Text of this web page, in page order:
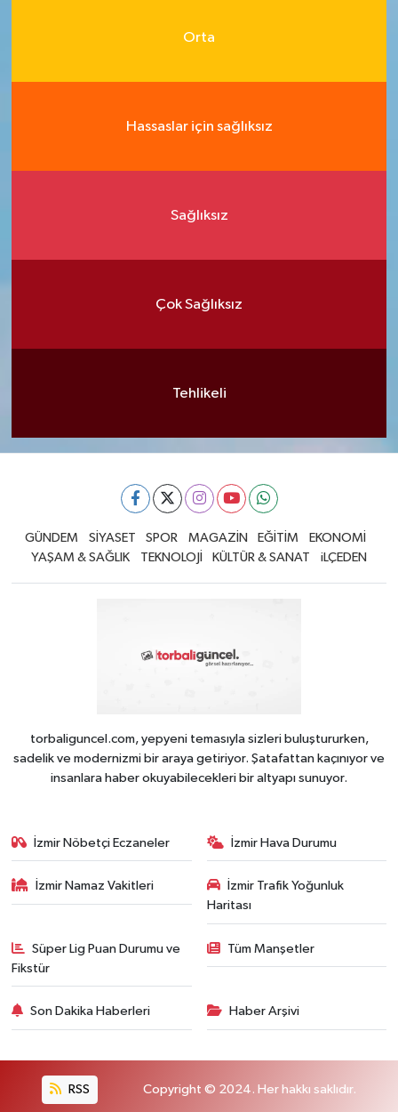
Orta
Hassaslar için sağlıksız
Sağlıksız
Çok Sağlıksız
Tehlikeli
GÜNDEM SİYASET SPOR MAGAZİN EĞİTİM
EKONOMİ
YAŞAM & SAĞLIK
TEKNOLOJİ KÜLTÜR & SANAT iLÇEDEN
torbaliguncel.com, yepyeni temasıyla sizleri buluştururken,
sadelik ve modernizmi bir araya getiriyor. Şatafattan kaçınıyor ve
insanlara haber okuyabilecekleri bir altyapı sunuyor.
İzmir Nöbetçi Eczaneler İzmir Hava Durumu
İzmir Namaz Vakitleri
İzmir Trafik Yoğunluk
Haritası
Süper Lig Puan Durumu ve
Fikstür
Tüm Manşetler
Son Dakika Haberleri Haber Arşivi
RSS Copyright © 2024. Her hakkı saklıdır.